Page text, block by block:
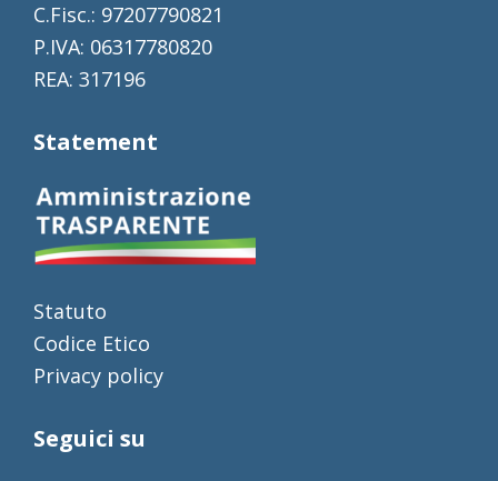
C.Fisc.: 97207790821
P.IVA: 06317780820
REA: 317196
Statement
Statuto
Codice Etico
Privacy policy
Seguici su